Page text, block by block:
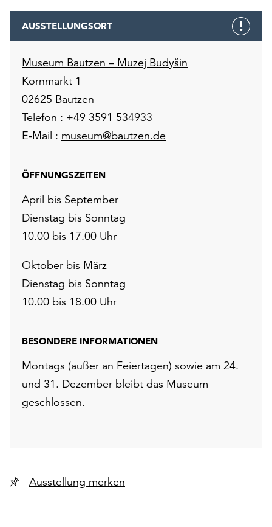
AUSSTELLUNGSORT
Museum Bautzen – Muzej Budyšin
Kornmarkt 1
02625 Bautzen
Telefon : +49 3591 534933
E-Mail : museum@bautzen.de
ÖFFNUNGSZEITEN
April bis September
Dienstag bis Sonntag
10.00 bis 17.00 Uhr
Oktober bis März
Dienstag bis Sonntag
10.00 bis 18.00 Uhr
BESONDERE INFORMATIONEN
Montags (außer an Feiertagen) sowie am 24.
und 31. Dezember bleibt das Museum
geschlossen.
Ausstellung merken